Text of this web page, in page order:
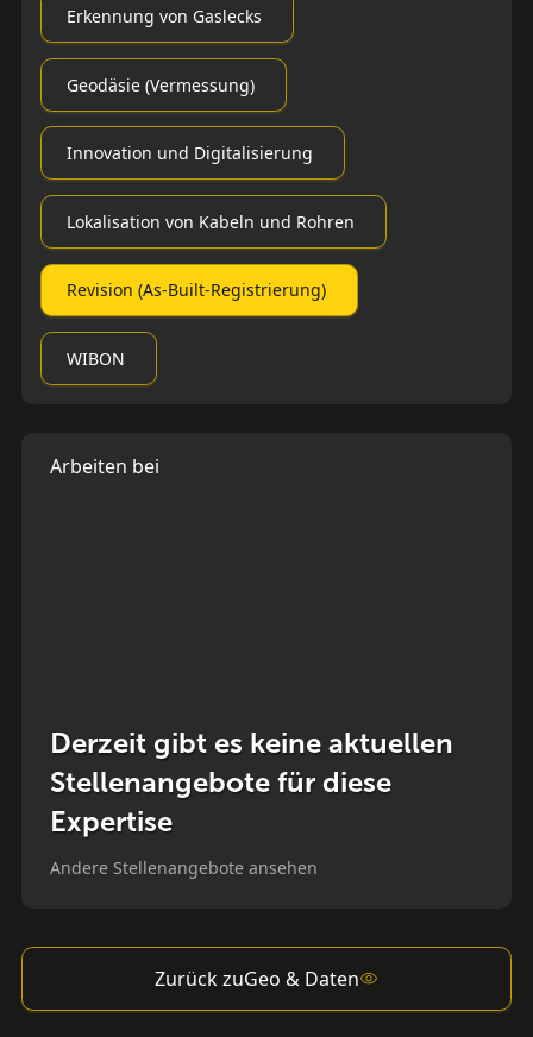
Erkennung von Gaslecks
Geodäsie (Vermessung)
Innovation und Digitalisierung
Lokalisation von Kabeln und Rohren
Revision (As-Built-Registrierung)
WIBON
Arbeiten bei
Derzeit gibt es keine aktuellen
Stellenangebote für diese
Expertise
Andere Stellenangebote ansehen
Zurück zuGeo & Daten